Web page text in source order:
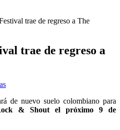
trae de regreso a The
trae de regreso a
de nuevo suelo colombiano para
& Shout el próximo 9 de